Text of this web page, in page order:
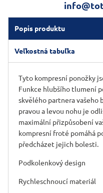
Popis produktu
Veľkostná tabuľka
Tyto kompresní ponožky
Funkce hlubšího tlumení
skvělého partnera vašeho
pravou a levou nohu je
maximální přizpůsobení
kompresní froté pomáhá
předcházet jejich bolesti.
Podkolenkový design
Rychleschnoucí materiál